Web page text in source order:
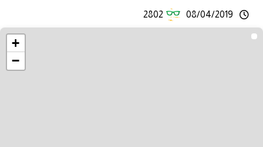
08/04/2019
2802
+
−